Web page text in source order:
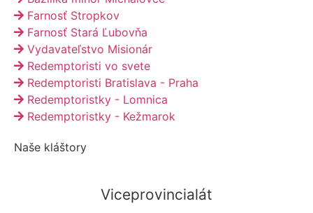
Farnosť Stropkov
Farnosť Stará Ľubovňa
Vydavateľstvo Misionár
Redemptoristi vo svete
Redemptoristi Bratislava - Praha
Redemptoristky - Lomnica
Redemptoristky - Kežmarok
Naše kláštory
Viceprovincialát